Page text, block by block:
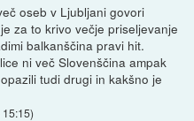
oseb v Ljubljani govori
za to krivo večje priseljevanje
balkanščina pravi hit.
ni več Slovenščina ampak
tudi drugi in kakšno je
15:15)